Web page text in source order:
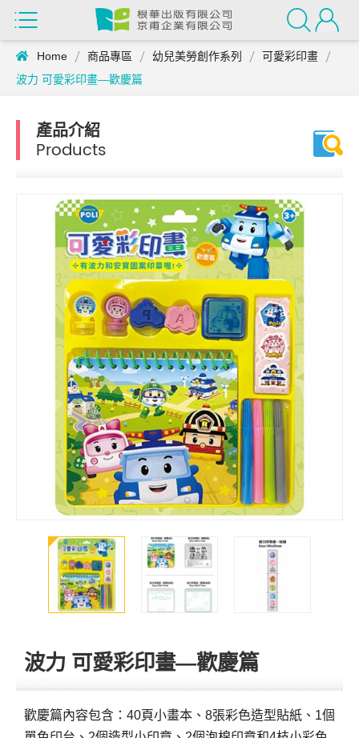
Home 商品專區 幼兒美勞創作系列
可愛彩印畫
波力 可愛彩印畫—歡慶篇
產品介紹
Products
波力 可愛彩印畫—歡慶篇
歡慶篇內容包含：40頁小畫本、8張彩色造型貼紙、1個